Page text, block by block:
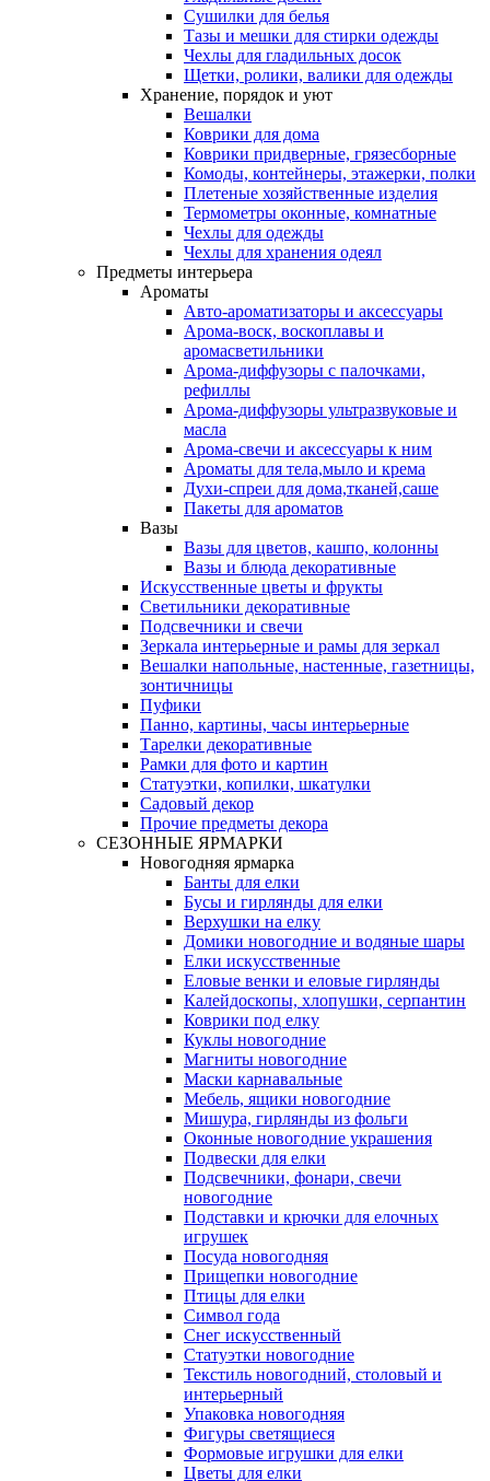
Сушилки для белья
Тазы и мешки для стирки одежды
Чехлы для гладильных досок
Щетки, ролики, валики для одежды
Хранение, порядок и уют
Вешалки
Коврики для дома
Коврики придверные, грязесборные
Комоды, контейнеры, этажерки, полки
Плетеные хозяйственные изделия
Термометры оконные, комнатные
Чехлы для одежды
Чехлы для хранения одеял
Предметы интерьера
Ароматы
Авто-ароматизаторы и аксессуары
Арома-воск, воскоплавы и
аромасветильники
Арома-диффузоры с палочками,
рефиллы
Арома-диффузоры ультразвуковые и
масла
Арома-свечи и аксессуары к ним
Ароматы для тела,мыло и крема
Духи-спреи для дома,тканей,саше
Пакеты для ароматов
Вазы
Вазы для цветов, кашпо, колонны
Вазы и блюда декоративные
Искусственные цветы и фрукты
Светильники декоративные
Подсвечники и свечи
Зеркала интерьерные и рамы для зеркал
Вешалки напольные, настенные, газетницы,
зонтичницы
Пуфики
Панно, картины, часы интерьерные
Тарелки декоративные
Рамки для фото и картин
Статуэтки, копилки, шкатулки
Садовый декор
Прочие предметы декора
СЕЗОННЫЕ ЯРМАРКИ
Новогодняя ярмарка
Банты для елки
Бусы и гирлянды для елки
Верхушки на елку
Домики новогодние и водяные шары
Елки искусственные
Еловые венки и еловые гирлянды
Калейдоскопы, хлопушки, серпантин
Коврики под елку
Куклы новогодние
Магниты новогодние
Маски карнавальные
Мебель, ящики новогодние
Мишура, гирлянды из фольги
Оконные новогодние украшения
Подвески для елки
Подсвечники, фонари, свечи
новогодние
Подставки и крючки для елочных
игрушек
Посуда новогодняя
Прищепки новогодние
Птицы для елки
Символ года
Снег искусственный
Статуэтки новогодние
Текстиль новогодний, столовый и
интерьерный
Упаковка новогодняя
Фигуры светящиеся
Формовые игрушки для елки
Цветы для елки